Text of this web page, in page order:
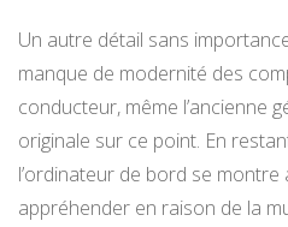
Un autre détail sans
manque de modernité des
conducteur, même l’ancienne
originale sur ce point. En
l’ordinateur de bord se montre
appréhender en raison de la